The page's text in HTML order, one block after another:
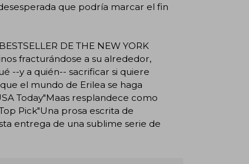
que podría marcar el fin
DE THE NEW YORK
fracturándose a su alrededor,
--y a quién-- sacrificar si quiere
el mundo de Erilea se haga
Today"Maas resplandece como
Pick"Una prosa escrita de
entrega de una sublime serie de